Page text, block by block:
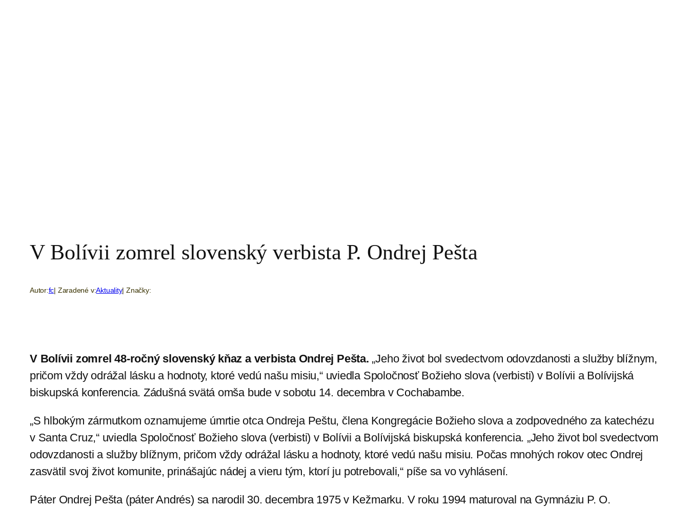
V Bolívii zomrel slovenský verbista P. Ondrej Pešta
Autor:fc| Zaradené v:Aktuality| Značky:
V Bolívii zomrel 48-ročný slovenský kňaz a verbista Ondrej Pešta. „Jeho život bol svedectvom odovzdanosti a služby blížnym,
pričom vždy odrážal lásku a hodnoty, ktoré vedú našu misiu,“ uviedla Spoločnosť Božieho slova (verbisti) v Bolívii a Bolívijská
biskupská konferencia. Zádušná svätá omša bude v sobotu 14. decembra v Cochabambe.
„S hlbokým zármutkom oznamujeme úmrtie otca Ondreja Peštu, člena Kongregácie Božieho slova a zodpovedného za katechézu
v Santa Cruz,“ uviedla Spoločnosť Božieho slova (verbisti) v Bolívii a Bolívijská biskupská konferencia. „Jeho život bol svedectvom
odovzdanosti a služby blížnym, pričom vždy odrážal lásku a hodnoty, ktoré vedú našu misiu. Počas mnohých rokov otec Ondrej
zasvätil svoj život komunite, prinášajúc nádej a vieru tým, ktorí ju potrebovali,“ píše sa vo vyhlásení.
Páter Ondrej Pešta (páter Andrés) sa narodil 30. decembra 1975 v Kežmarku. V roku 1994 maturoval na Gymnáziu P. O.